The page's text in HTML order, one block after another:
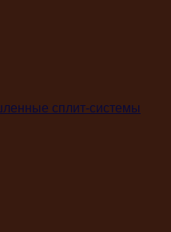
сплит-системы